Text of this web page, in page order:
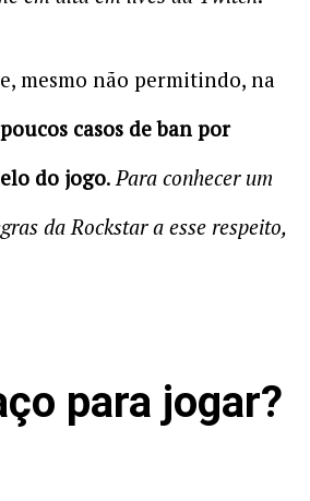
mesmo não permitindo, na
poucos casos de ban por
do jogo. Para conhecer um
da Rockstar a esse respeito,
para jogar?